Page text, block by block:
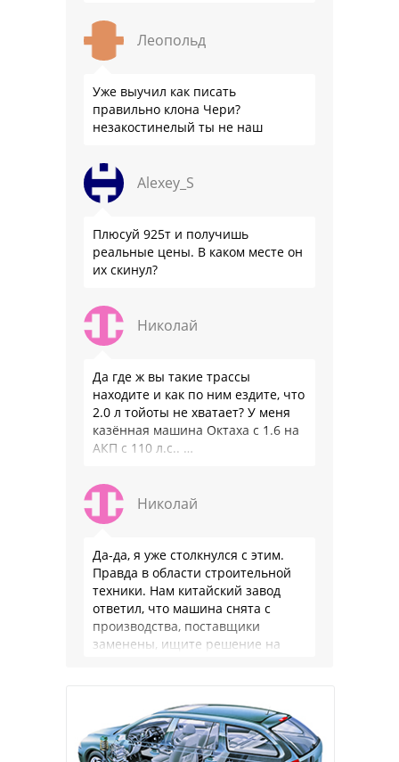
подвеска едет ровно и приятно …
Леопольд
Уже выучил как писать
правильно клона Чери?
незакостинелый ты не наш
Alexey_S
Плюсуй 925т и получишь
реальные цены. В каком месте он
их скинул?
Николай
Да где ж вы такие трассы
находите и как по ним ездите, что
2.0 л тойоты не хватает? У меня
казённая машина Октаха с 1.6 на
АКП с 110 л.с.. …
Николай
Да-да, я уже столкнулся с этим.
Правда в области строительной
техники. Нам китайский завод
ответил, что машина снята с
производства, поставщики
заменены, ищите решение на